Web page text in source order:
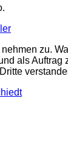
zu.
als Auftrag